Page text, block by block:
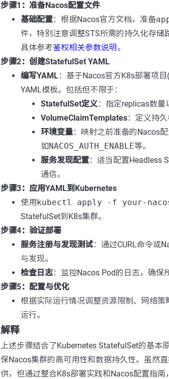
步骤1：准备Nacos配置文件
基础配置：根据Nacos官方文档，准备
件，特别注意调整STS所需的持久化存储
具体参考鉴权相关参数说明 。
步骤2：创建StatefulSet YAML
编写YAML：基于Nacos官方K8s部署项目(
YAML模板。包括但不限于：
StatefulSet定义：指定replicas数量
VolumeClaimTemplates：定义持久
环境变量：映射之前准备的Nacos
如NACOS_AUTH_ENABLE等。
服务发现配置：适当配置Headless
通信。
步骤3：应用YAML到Kubernetes
使用kubectl apply -f your-
StatefulSet到K8s集群。
步骤4：验证部署
服务注册与发现测试：通过CURL命令或
与发现。
检查日志：监控Nacos Pod的日志，确保
步骤5：配置与优化
根据实际运行情况调整资源限制、网络
运行。
解释
上述步骤结合了Kubernetes StatefulSet的基本
保Nacos集群的高可用性和数据持久性。虽然
供，但通过整合K8s部署实践和Nacos配置指